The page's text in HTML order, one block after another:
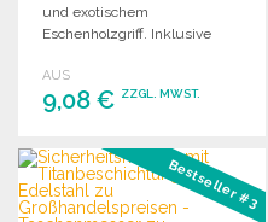
und exotischem
Eschenholzgriff. Inklusive
grauem Nylonetui.
AUS
9,08 € ZZGL. MWST.
BESTELLEN
Angebot anfordernBestseller #3